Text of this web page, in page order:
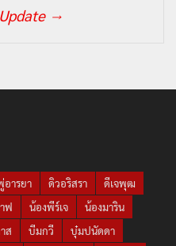
→
ารยา ดิวอริสรา
ดีเจพุฒ
ฟ น้องพีร์เจ
น้องมาริน
ส บีมกวี
บุ๋มปนัดดา